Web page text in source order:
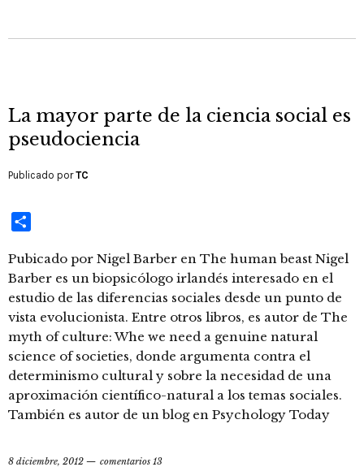
La mayor parte de la ciencia social es
pseudociencia
Publicado porTC
Pubicado por Nigel Barber en The human beast Nigel
Barber es un biopsicólogo irlandés interesado en el
estudio de las diferencias sociales desde un punto de
vista evolucionista. Entre otros libros, es autor de The
myth of culture: Whe we need a genuine natural
science of societies, donde argumenta contra el
determinismo cultural y sobre la necesidad de una
aproximación científico-natural a los temas sociales.
También es autor de un blog en Psychology Today
8 diciembre, 2012
comentarios 13